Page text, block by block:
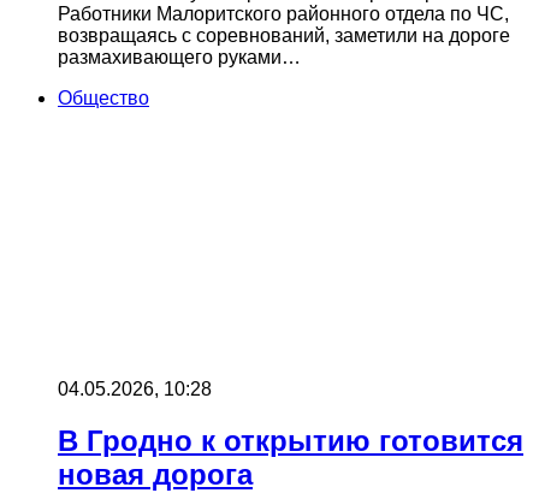
Работники Малоритского районного отдела по ЧС,
возвращаясь с соревнований, заметили на дороге
размахивающего руками…
Общество
04.05.2026, 10:28
В Гродно к открытию готовится
новая дорога